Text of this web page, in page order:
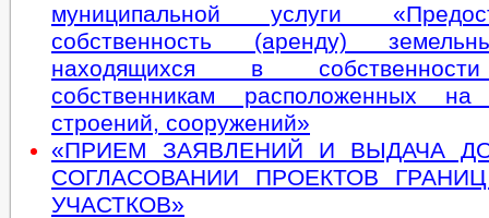
муниципальной услуги
собственность (аренду)
находящихся в
собственникам расположенных
строений, сооружений»
«ПРИЕМ ЗАЯВЛЕНИЙ И ВЫДАЧА
СОГЛАСОВАНИИ ПРОЕКТОВ
УЧАСТКОВ»